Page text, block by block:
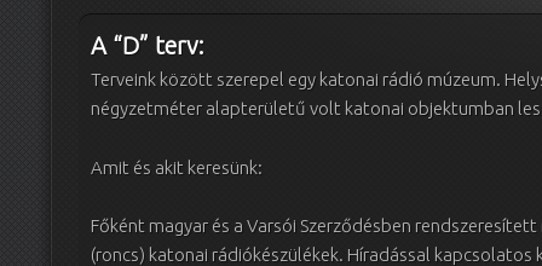
A “D” terv:
Terveink között szerepel egy katonai rádió múzeum.
négyzetméter alapterületű volt katonai objektumban
Amit és akit keresünk:
Főként magyar és a Varsói Szerződésben
(roncs) katonai rádiókészülékek. Híradással kapcsolatos